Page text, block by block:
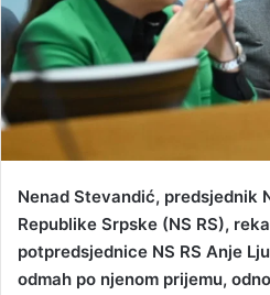
a
l
Nenad Stevandić, predsjednik
Republike Srpske (NS RS),
potpredsjednice NS RS Anje
odmah po njenom prijemu,